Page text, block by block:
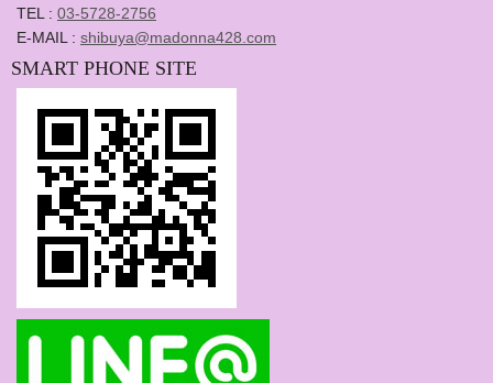
TEL : 03-5728-2756
E-MAIL : shibuya@madonna428.com
SMART PHONE SITE